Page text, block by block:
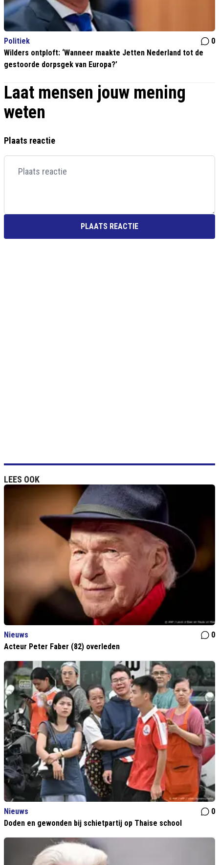
Politiek
0
Wilders ontploft: ‘Wanneer maakte Jetten Nederland tot de
gestoorde dorpsgek van Europa?’
Laat mensen jouw mening
weten
Plaats reactie
PLAATS REACTIE
LEES OOK
Nieuws
0
Acteur Peter Faber (82) overleden
Nieuws
0
Doden en gewonden bij schietpartij op Thaise school